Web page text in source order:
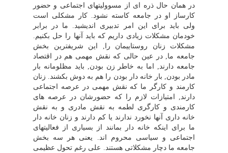
در همان حال ذره اى از مسوولیتهاى اجتماعى و حضور
کارساز او در جامعه کاسته نشود. کار مشکلى است
ولى باید براى این امر تدبیرى اندیشید. ما در برابر
خودمان مشکلات زیادى داریم که باید آنها را حل بکنیم.
مشکلات زنان روستاییمان را, این شریفترین بخش
جامعه ما, در عین حالى که نقش مهمى هم در اقتصاد
جامعه دارند, اما به خاطر زن بودن, باید مظلومانه بار
مادر بودن, بار خانه دار بودن را هم به دوش بکشند. زنان
کارمند و کارگر ما که نقش مهمى در عرصه اجتماعى
دارند, امتیازات لازم را که حضورشان در عرصه هاى
کارمندى و کارگرى لطمه به نقش مادرى و به نقش
خانه دارى آنها نخورد ندارند یا کم دارند و زنان خانه دار
ما براى اینکه خانه دار بمانند از بسیارى از فعالیتهاى
اجتماعى و سیاسى محروم اند. یعنى هر سه بخش
جامعه ما دچار مشکلاتى هستند. على رغم تحول عظیمى